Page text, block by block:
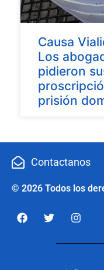
Causa
Los
pidieron
prisión
Contactanos
© 2026 Todos los